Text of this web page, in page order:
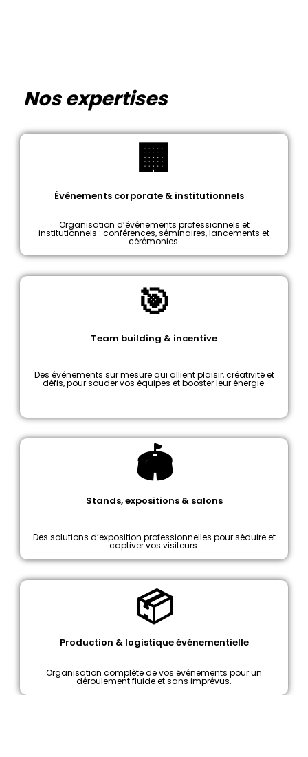
Nos expertises
🏢
Événements corporate & institutionnels
Organisation d’événements professionnels et
institutionnels : conférences, séminaires, lancements et
cérémonies.
🎯
Team building & incentive
Des événements sur mesure qui allient plaisir, créativité et
défis, pour souder vos équipes et booster leur énergie.
🏟️
Stands, expositions & salons
Des solutions d’exposition professionnelles pour séduire et
captiver vos visiteurs.
📦
Production & logistique événementielle
Organisation complète de vos événements pour un
déroulement fluide et sans imprévus.